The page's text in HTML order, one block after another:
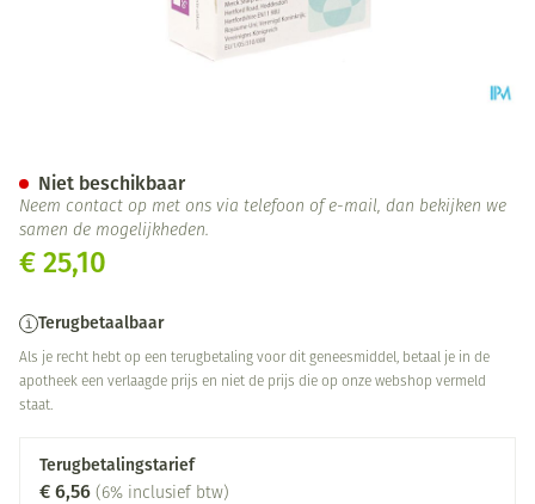
€ 25,10
Terugbetaalbaar
Als je recht hebt op een terugbetaling voor dit geneesmiddel, betaal je in de
apotheek een verlaagde prijs en niet de prijs die op onze webshop vermeld
staat.
Terugbetalingstarief
€ 6,56 (6% inclusief btw)
Niet beschikbaar
Neem contact op met ons via telefoon of e-mail, dan bekijken we
samen de mogelijkheden.